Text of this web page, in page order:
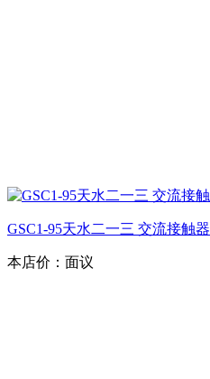
GSC1-95天水二一三 交流接触器
本店价： 面议